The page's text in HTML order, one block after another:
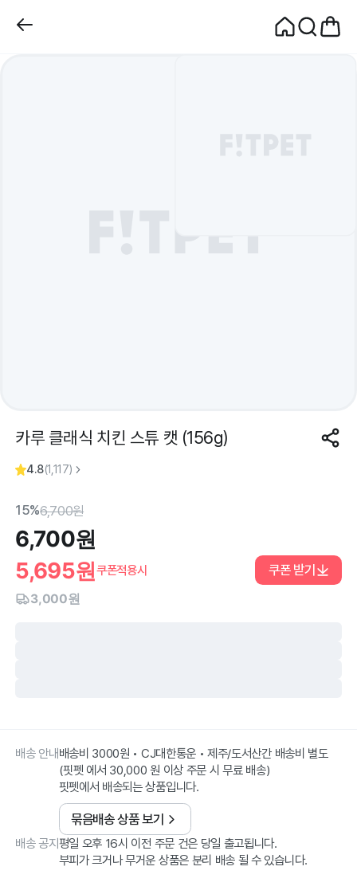
카루 클래식 치킨 스튜 캣 (156g)
4.8(1,117)
15%6,700원
6,700원
5,695원쿠폰적용시 쿠폰 받기
3,000원
배송 안내배송비 3000원 • CJ대한통운 • 제주/도서산간 배송비 별도
(핏펫 에서 30,000 원 이상 주문 시 무료 배송)
핏펫에서 배송되는 상품입니다.
묶음배송 상품 보기
배송 공지평일 오후 16시 이전 주문 건은 당일 출고됩니다.
부피가 크거나 무거운 상품은 분리 배송 될 수 있습니다.